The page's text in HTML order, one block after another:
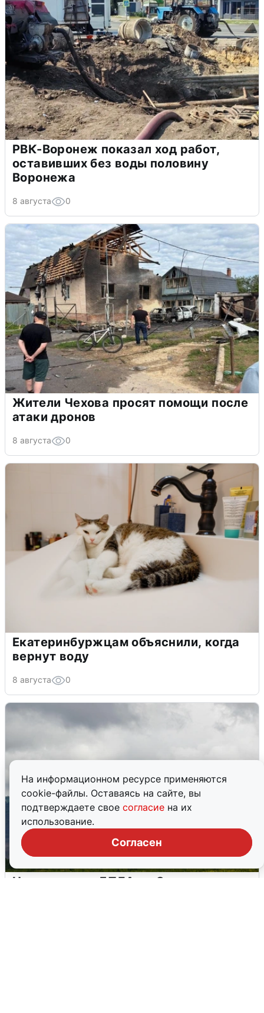
На информационном ресурсе применяются
cookie-файлы. Оставаясь на сайте, вы
подтверждаете свое согласие на их
использование.
Согласен
РВК-Воронеж показал ход работ,
оставивших без воды половину
Воронежа
8 августа 0
Жители Чехова просят помощи после
атаки дронов
8 августа 0
Екатеринбуржцам объяснили, когда
вернут воду
8 августа 0
Ночная атака БПЛА на Самарскую